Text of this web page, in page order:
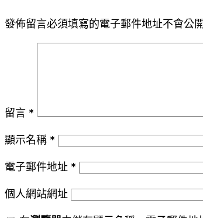
發佈留言必須填寫的電子郵件地址不會公
留言 *
顯示名稱 *
電子郵件地址 *
個人網站網址